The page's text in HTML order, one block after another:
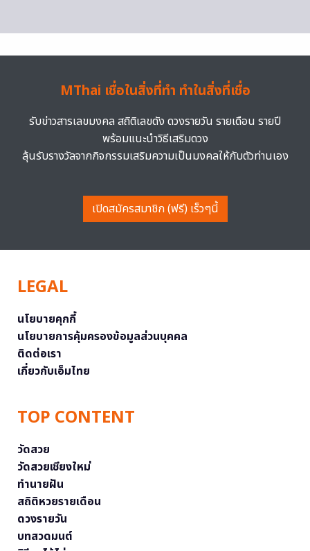
MThai เชื่อในสิ่งที่ทำ ทำในสิ่งที่เชื่อ
รับข่าวสารเลขมงคล สถิติเลขดัง ดวงรายวัน รายเดือน รายปี
พร้อมแนะนำวิธีเสริมดวง
ลุ้นรับรางวัลจากกิจกรรมเสริมความเป็นมงคลให้กับตัวท่านเอง
เปิดสมัครสมาชิก (ฟรี) เร็วๆนี้
LEGAL
นโยบายคุกกี้
นโยบายการคุ้มครองข้อมูลส่วนบุคคล
ติดต่อเรา
เกี่ยวกับเอ็มไทย
TOP CONTENT
วัดสวย
วัดสวยเชียงใหม่
ทำนายฝัน
สถิติหวยรายเดือน
ดวงรายวัน
บทสวดมนต์